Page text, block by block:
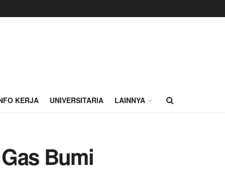
KERJA UNIVERSITARIA LAINNYA
Bumi